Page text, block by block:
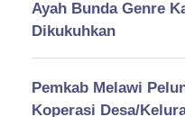
Ayah Bunda Genre
Dikukuhkan
Pemkab Melawi
Koperasi Desa/